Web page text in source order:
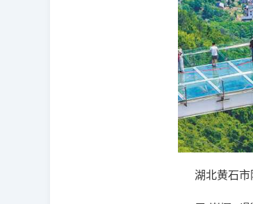
湖北黄石市阳新县